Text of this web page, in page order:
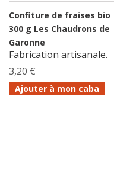
Confiture de fraises bio
300 g Les Chaudrons de
Garonne
Fabrication artisanale.
3,20 €
Ajouter à mon caba